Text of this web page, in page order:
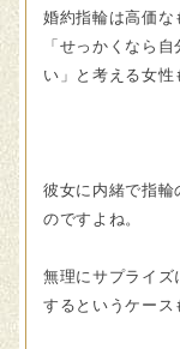
婚約指輪は高価な
「せっかくなら
い」と考える女性
彼女に内緒で指輪
のですよね。
無理にサプライズ
するというケース